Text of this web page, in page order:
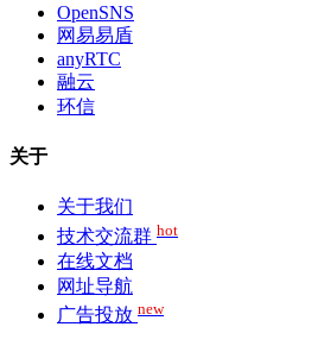
OpenSNS
网易易盾
anyRTC
融云
环信
关于
关于我们
技术交流群 hot
在线文档
网址导航
广告投放 new